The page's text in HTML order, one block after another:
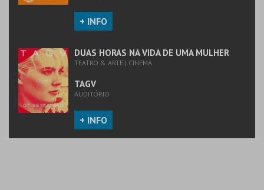
+ INFO
DUAS HORAS NA VIDA DE UMA MULHER
TEATRO & ARTE | CINEMA
TAGV
AUDITÓRIO
+ INFO